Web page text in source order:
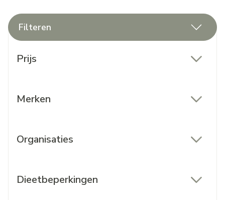
Filteren
Prijs
Merken
Organisaties
Dieetbeperkingen